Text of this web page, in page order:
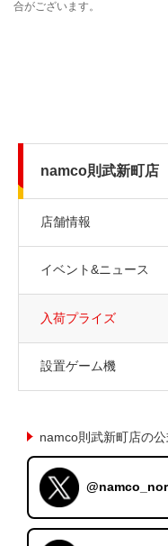
namco則武新町店
店舗情報
イベント&ニュース
入荷プライズ
設置ゲーム機
namco則武新町店の